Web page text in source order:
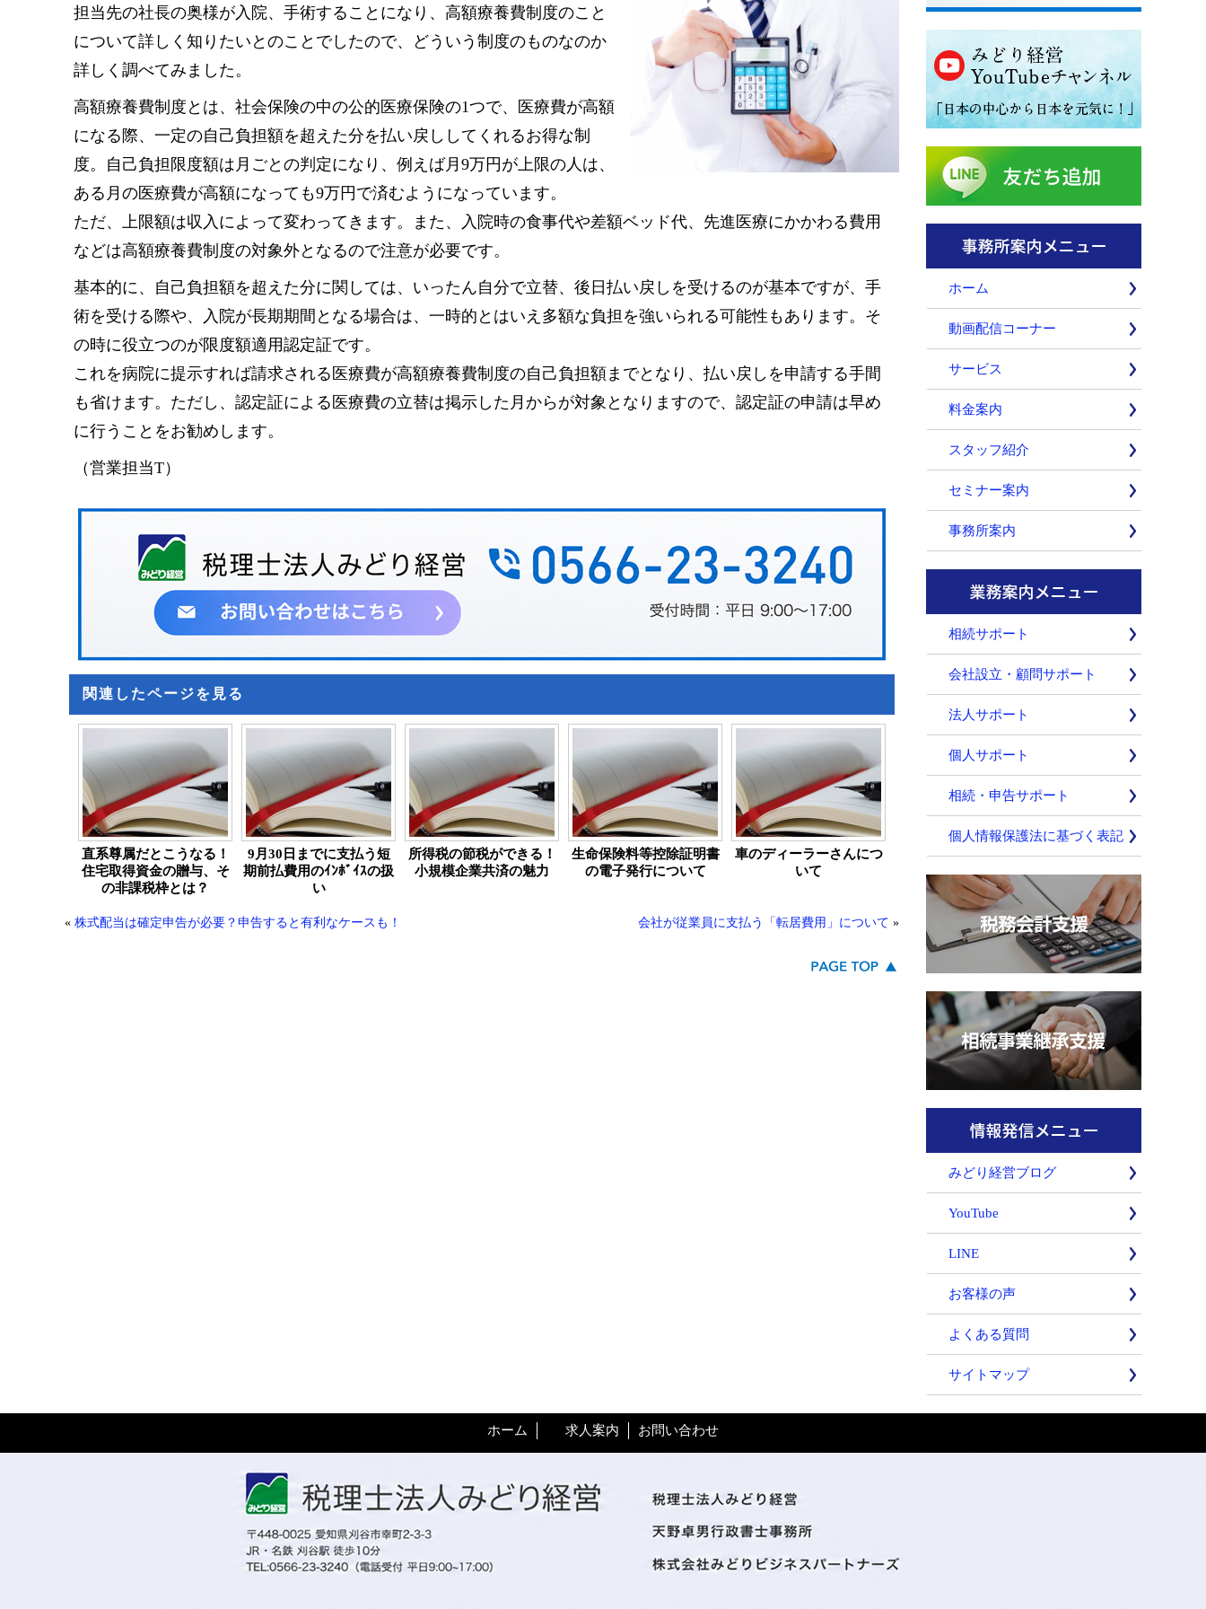
担当先の社長の奥様が入院、手術することになり、高額療養費制度のこと
について詳しく知りたいとのことでしたので、どういう制度のものなのか
詳しく調べてみました。
高額療養費制度とは、社会保険の中の公的医療保険の1つで、医療費が高額
になる際、一定の自己負担額を超えた分を払い戻ししてくれるお得な制
度。自己負担限度額は月ごとの判定になり、例えば月9万円が上限の人は、
ある月の医療費が高額になっても9万円で済むようになっています。
ただ、上限額は収入によって変わってきます。また、入院時の食事代や差額ベッド代、先進医療にかかわる費用
などは高額療養費制度の対象外となるので注意が必要です。
基本的に、自己負担額を超えた分に関しては、いったん自分で立替、後日払い戻しを受けるのが基本ですが、手
術を受ける際や、入院が長期期間となる場合は、一時的とはいえ多額な負担を強いられる可能性もあります。そ
の時に役立つのが限度額適用認定証です。
これを病院に提示すれば請求される医療費が高額療養費制度の自己負担額までとなり、払い戻しを申請する手間
も省けます。ただし、認定証による医療費の立替は掲示した月からが対象となりますので、認定証の申請は早め
に行うことをお勧めします。
（営業担当T）
関連したページを見る
直系尊属だとこうなる！
住宅取得資金の贈与、そ
の非課税枠とは？
9月30日までに支払う短
期前払費用のｲﾝﾎﾞｲｽの扱
い
所得税の節税ができる！
小規模企業共済の魅力
生命保険料等控除証明書
の電子発行について
車のディーラーさんにつ
いて
« 株式配当は確定申告が必要？申告すると有利なケースも！ 会社が従業員に支払う「転居費用」について »
ホーム
動画配信コーナー
サービス
料金案内
スタッフ紹介
セミナー案内
事務所案内
相続サポート
会社設立・顧問サポート
法人サポート
個人サポート
相続・申告サポート
個人情報保護法に基づく表記
みどり経営ブログ
YouTube
LINE
お客様の声
よくある質問
サイトマップ
ホーム 求人案内 お問い合わせ